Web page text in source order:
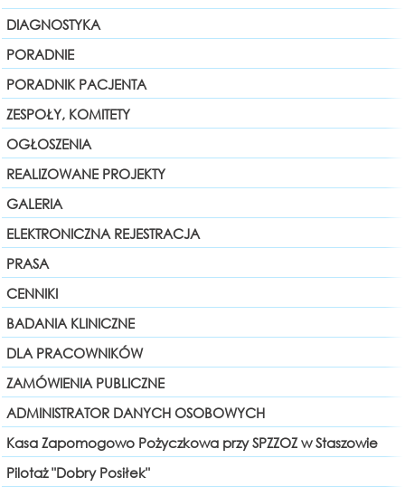
DIAGNOSTYKA
PORADNIE
PORADNIK PACJENTA
ZESPOŁY, KOMITETY
OGŁOSZENIA
REALIZOWANE PROJEKTY
GALERIA
ELEKTRONICZNA REJESTRACJA
PRASA
CENNIKI
BADANIA KLINICZNE
DLA PRACOWNIKÓW
ZAMÓWIENIA PUBLICZNE
ADMINISTRATOR DANYCH OSOBOWYCH
Kasa Zapomogowo Pożyczkowa przy SPZZOZ w Staszowie
Pilotaż "Dobry Posiłek"